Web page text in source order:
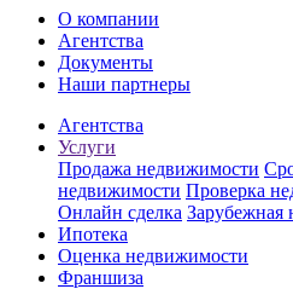
О компании
Агентства
Документы
Наши партнеры
Агентства
Услуги
Продажа недвижимости
недвижимости Проверка
Онлайн сделка Зарубежная
Ипотека
Оценка недвижимости
Франшиза